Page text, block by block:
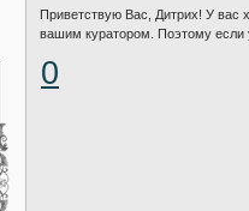
Приветствую Вас, Дитрих! У вас
вашим куратором. Поэтому если
0